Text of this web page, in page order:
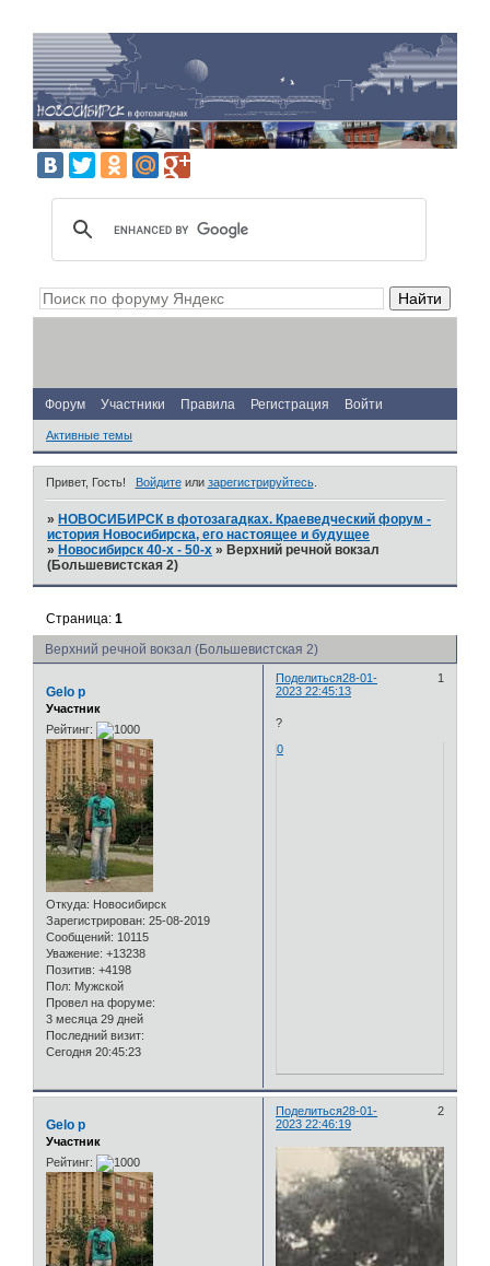
Форум Участники Правила Регистрация Войти
Активные темы
Привет, Гость! Войдитеили зарегистрируйтесь.
» НОВОСИБИРСК в фотозагадках. Краеведческий форум -
история Новосибирска, его настоящее и будущее
» Новосибирск 40-х - 50-х » Верхний речной вокзал
(Большевистская 2)
Верхний речной вокзал (Большевистская 2)
Страница:1
Поделиться 1
28-01-
2023 22:45:13
Gelo p
Участник
Рейтинг:
Откуда: Новосибирск
Зарегистрирован: 25-08-2019
Сообщений: 10115
Уважение: +13238
Позитив: +4198
Пол: Мужской
Провел на форуме:
3 месяца 29 дней
Последний визит:
Сегодня 20:45:23
?
0
Поделиться 2
28-01-
2023 22:46:19
Gelo p
Участник
Рейтинг: